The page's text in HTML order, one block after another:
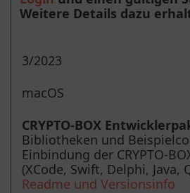
Weitere Details dazu
3/2023
macOS
CRYPTO-BOX
Bibliotheken und
Einbindung der CRYPTO-
(XCode, Swift, Delphi, Java,
Readme und Versionsinfo